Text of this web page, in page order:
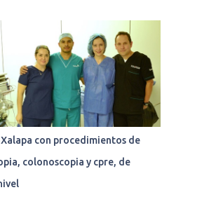
Xalapa con procedimientos de
colonoscopia y cpre, de